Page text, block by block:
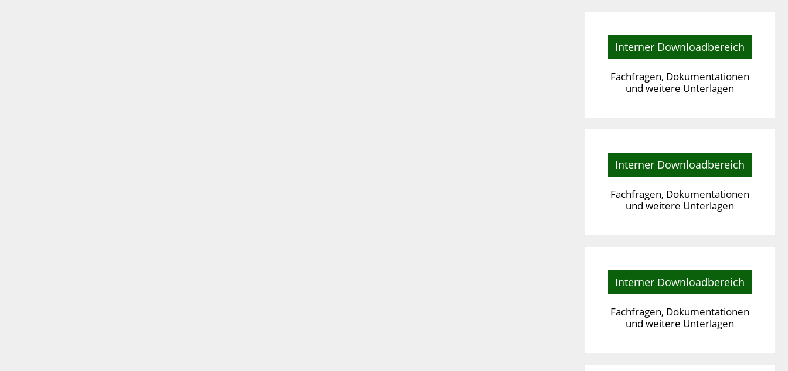
Interner Downloadbereich
Fachfragen, Dokumentationen
und weitere Unterlagen
Interner Downloadbereich
Fachfragen, Dokumentationen
und weitere Unterlagen
Interner Downloadbereich
Fachfragen, Dokumentationen
und weitere Unterlagen